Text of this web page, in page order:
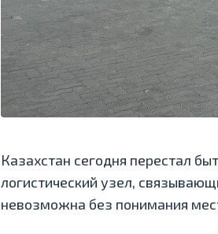
Казахстан сегодня перестал
логистический узел,
невозможна без понимания